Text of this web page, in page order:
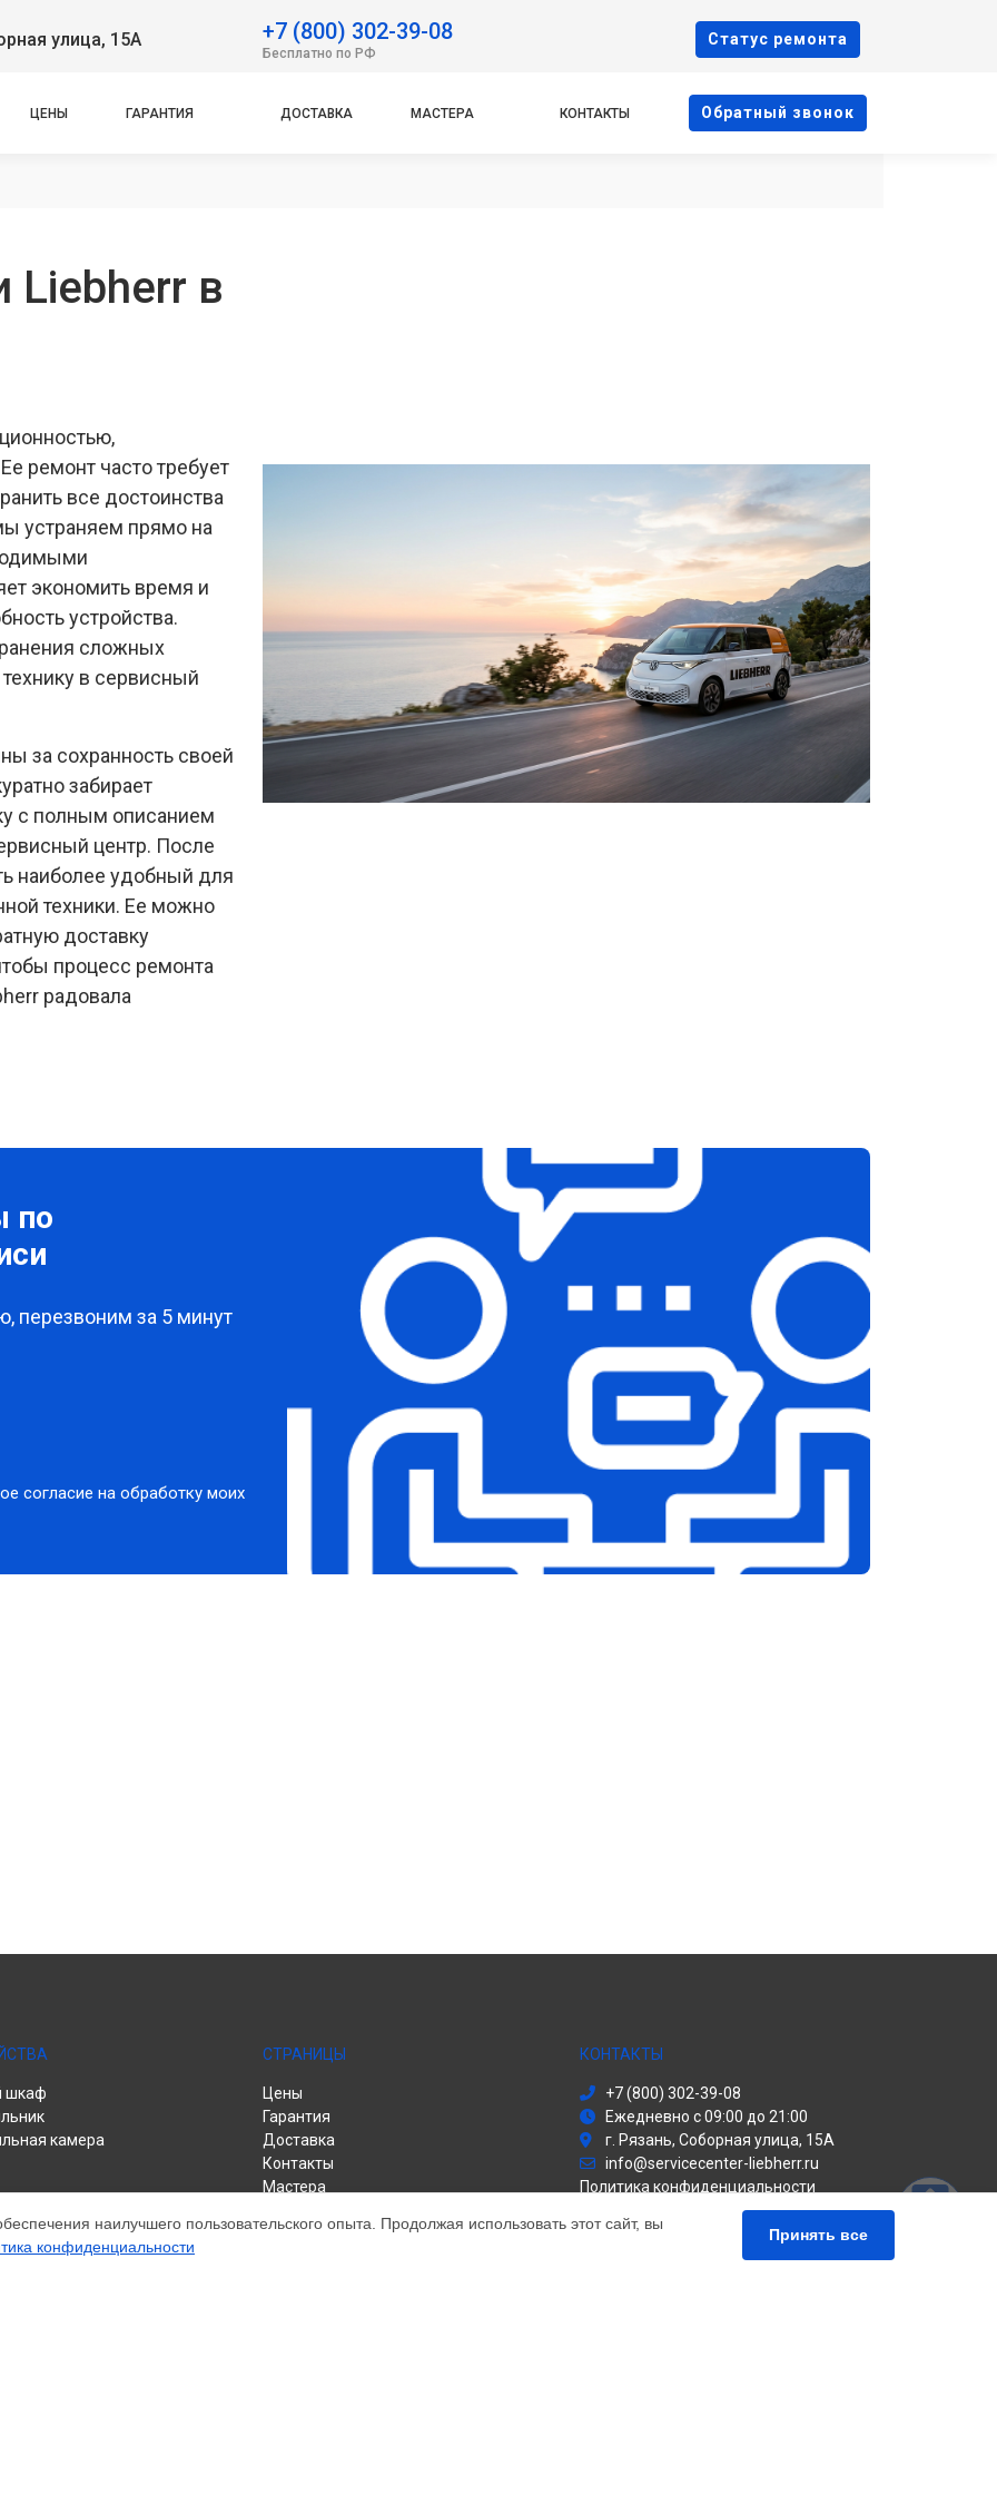
улица, 15А +7 (800) 302-39-08
Бесплатно по РФ
Cтатус ремонта
ЦЕНЫ ГАРАНТИЯ ДОСТАВКА МАСТЕРА КОНТАКТЫ Oбратный звонок
Liebherr в
ремонт часто требует
все достоинства
устраняем прямо на
экономить время и
устройства.
сложных
в сервисный
за сохранность своей
забирает
с полным описанием
центр. После
наиболее удобный для
техники. Ее можно
доставку
процесс ремонта
радовала
по
перезвоним за 5 минут
согласие на обработку моих
шкаф
камера
СТРАНИЦЫ
Цены
Гарантия
Доставка
Контакты
Мастера
КОНТАКТЫ
+7 (800) 302-39-08
Ежедневно с 09:00 до 21:00
г. Рязань, Соборная улица, 15А
info@servicecenter-liebherr.ru
Политика конфиденциальности
Способы оплаты
наилучшего пользовательского опыта. Продолжая использовать этот сайт, вы
конфиденциальности
Принять все